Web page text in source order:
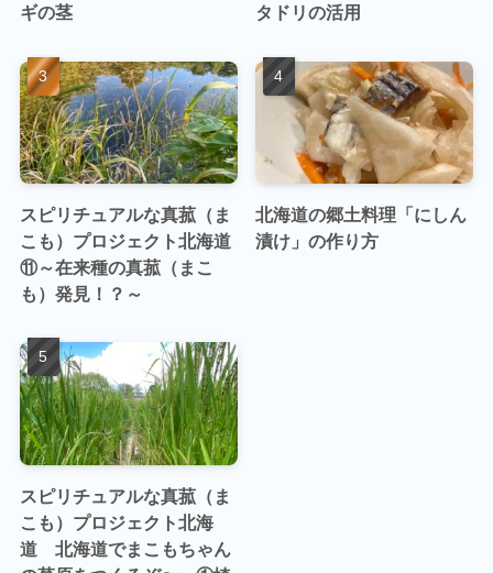
ギの茎
タドリの活用
スピリチュアルな真菰（ま
こも）プロジェクト北海道
⑪～在来種の真菰（まこ
も）発見！？～
北海道の郷土料理「にしん
漬け」の作り方
スピリチュアルな真菰（ま
こも）プロジェクト北海
道 北海道でまこもちゃん